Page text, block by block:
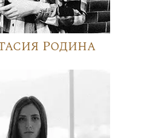
Родина